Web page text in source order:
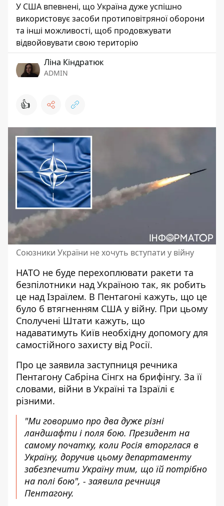
У США впевнені, що Україна дуже успішно
використовує засоби протиповітряної оборони
та інші можливості, щоб продовжувати
відвойовувати свою територію
Ліна Кіндратюк
ADMIN
👍
Союзники України не хочуть вступати у війну
НАТО не буде перехоплювати ракети та
безпілотники над Україною так, як робить
це над Ізраїлем. В Пентагоні кажуть, що це
було б втягненням США у війну. При цьому
Сполучені Штати кажуть, що
надаватимуть Київ необхідну допомогу для
самостійного захисту від Росії.
Про це заявила заступниця речника
Пентагону Сабріна Сінгх на брифінгу. За її
словами, війни в Україні та Ізраїлі є
різними.
"Ми говоримо про два дуже різні
ландшафти і поля бою. Президент на
самому початку, коли Росія вторглася в
Україну, доручив цьому департаменту
забезпечити Україну тим, що їй потрібно
на полі бою", - заявила речниця
Пентагону.